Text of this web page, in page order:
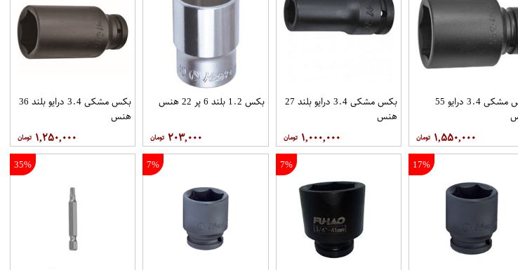
بکس مشکی 3.4 درایو 55
۱,۵۵۰,۰۰۰
بکس مشکی 3.4 درایو بلند 27
هنس
۱,۰۰۰,۰۰۰
بکس 1.2 بلند 6 پر 22 هنس
۲۰۳,۰۰۰
بکس مشکی 3.4 درایو بلند 36
هنس
۱,۲۵۰,۰۰۰
17%
7%
7%
35%